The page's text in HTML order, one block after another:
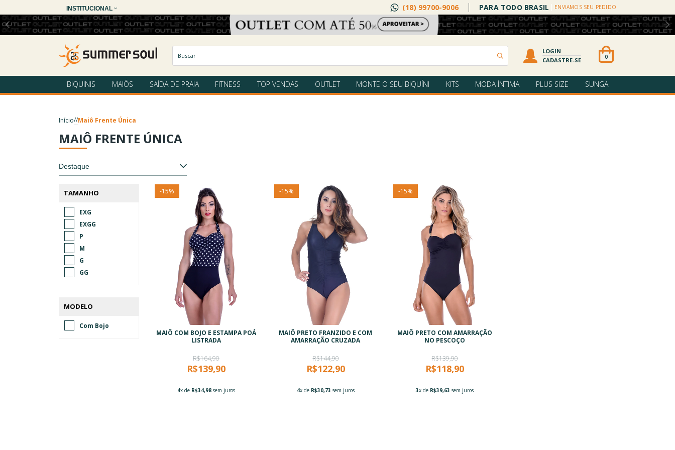
INSTITUCIONAL (18) 99700-9006 PARA TODO BRASIL ENVIAMOS SEU PEDIDO
LOGIN
CADASTRE-SE
0
BIQUINIS MAIÔS SAÍDA DE PRAIA FITNESS TOP VENDAS OUTLET MONTE O SEU BIQUÍNI KITS MODA ÍNTIMA PLUS SIZE SUNGA
Início//Maiô Frente Única
MAIÔ FRENTE ÚNICA
TAMANHO
EXG
EXGG
P
M
G
GG
MODELO
Com Bojo
-15%
MAIÔ COM BOJO E ESTAMPA POÁ
LISTRADA
R$164,90
R$139,90
4x de R$34,98 sem juros
-15%
MAIÔ PRETO FRANZIDO E COM
AMARRAÇÃO CRUZADA
R$144,90
R$122,90
4x de R$30,73 sem juros
-15%
MAIÔ PRETO COM AMARRAÇÃO
NO PESCOÇO
R$139,90
R$118,90
3x de R$39,63 sem juros